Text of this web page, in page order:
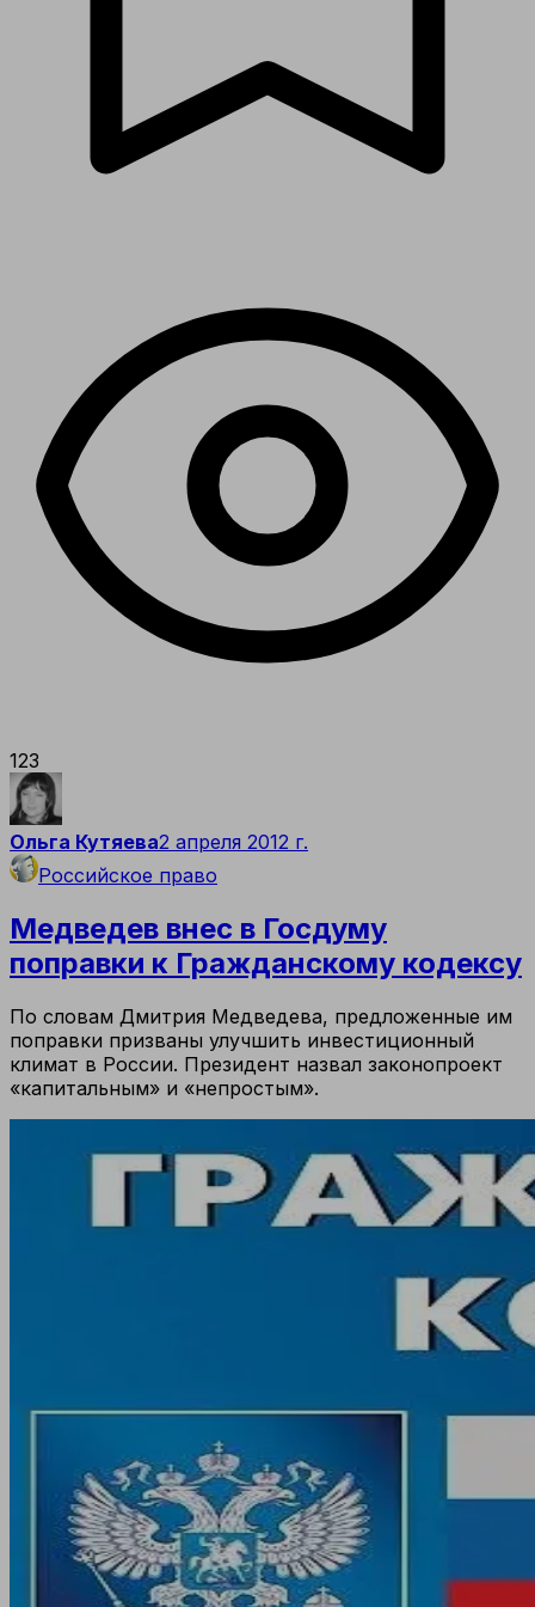
123
Ольга Кутяева2 апреля 2012 г.
Российское право
Медведев внес в Госдуму
поправки к Гражданскому кодексу
По словам Дмитрия Медведева, предложенные им
поправки призваны улучшить инвестиционный
климат в России. Президент назвал законопроект
«капитальным» и «непростым».